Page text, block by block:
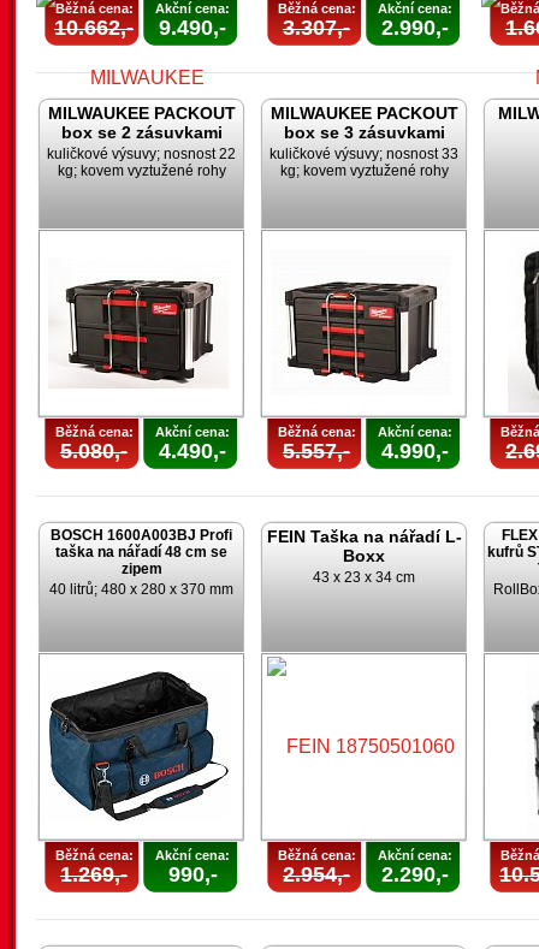
Běžná cena:
10.662,-
Akční cena:
9.490,-
Běžná cena:
3.307,-
Akční cena:
2.990,-
MILWAUKEE PACKOUT
box se 2 zásuvkami
kuličkové výsuvy; nosnost 22
kg; kovem vyztužené rohy
Běžná cena:
5.080,-
Akční cena:
4.490,-
MILWAUKEE PACKOUT
box se 3 zásuvkami
kuličkové výsuvy; nosnost 33
kg; kovem vyztužené rohy
Běžná cena:
5.557,-
Akční cena:
4.990,-
BOSCH 1600A003BJ Profi
taška na nářadí 48 cm se
zipem
40 litrů; 480 x 280 x 370 mm
Běžná cena:
1.269,-
Akční cena:
990,-
FEIN Taška na nářadí L-
Boxx
43 x 23 x 34 cm
Běžná cena:
2.954,-
Akční cena:
2.290,-
kufrů